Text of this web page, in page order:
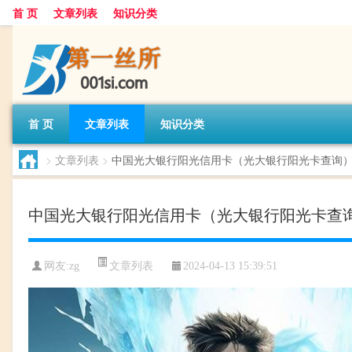
首 页 文章列表 知识分类
首 页 文章列表 知识分类
> 文章列表 > 中国光大银行阳光信用卡（光大银行阳光卡查询
中国光大银行阳光信用卡（光大银行阳光卡查
网友:zg 文章列表 2024-04-13 15:39:51